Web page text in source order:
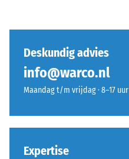
Deskundig advies
info@warco.nl
Maandag t/m vrijdag · 8–17 uur
Expertise